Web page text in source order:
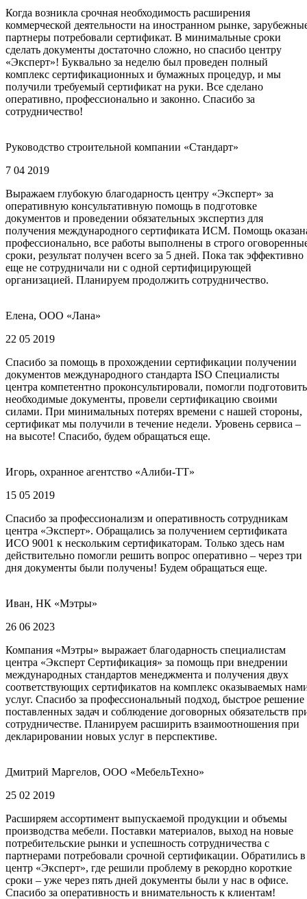
Когда возникла срочная необходимость расширения
коммерческой деятельности на иностранном рынке,
партнеры потребовали сертификат. В минимальные сроки
сделать документы достаточно сложно, но спасибо центру
«Эксперт»! Буквально за неделю был проведен полный
комплекс сертификационных и бумажных процедур, и мы
получили требуемый сертификат на руки. Все сделано
оперативно, профессионально и законно. Спасибо за
сотрудничество!
Руководство строительной компании «Стандарт»
7 04 2019
Выражаем глубокую благодарность центру «Эксперт» за
оперативную консультативную помощь в подготовке
документов и проведении обязательных экспертиз для
получения международного сертификата ИСМ. Помощь
профессионально, все работы выполнены в строго
сроки, результат получен всего за 5 дней. Пока так эффективно
еще не сотрудничали ни с одной сертифицирующей
организацией. Планируем продолжить сотрудничество.
Елена, ООО «Лана»
22 05 2019
Спасибо за помощь в прохождении сертификации получении
документов международного стандарта ISO Специалисты
центра компетентно проконсультировали, помогли подготовить
необходимые документы, провели сертификацию своими
силами. При минимальных потерях времени с нашей стороны,
сертификат мы получили в течение недели. Уровень сервиса –
на высоте! Спасибо, будем обращаться еще.
Игорь, охранное агентство «Алиби-ТТ»
15 05 2019
Спасибо за профессионализм и оперативность сотрудникам
центра «Эксперт». Обращались за получением сертификата
ИСО 9001 к нескольким сертификаторам. Только здесь нам
действительно помогли решить вопрос оперативно – через три
дня документы были получены! Будем обращаться еще.
Иван, НК «Мэтры»
26 06 2023
Компания «Мэтры» выражает благодарность специалистам
центра «Эксперт Сертификация» за помощь при внедрении
международных стандартов менеджмента и получения двух
соответствующих сертификатов на комплекс оказываемых
услуг. Спасибо за профессиональный подход, быстрое решение
поставленных задач и соблюдение договорных обязательств
сотрудничестве. Планируем расширить взаимоотношения при
декларировании новых услуг в перспективе.
Дмитрий Маргелов, ООО «МебельТехно»
25 02 2019
Расширяем ассортимент выпускаемой продукции и объемы
производства мебели. Поставки материалов, выход на новые
потребительские рынки и успешность сотрудничества с
партнерами потребовали срочной сертификации. Обратились в
центр «Эксперт», где решили проблему в рекордно короткие
сроки – уже через пять дней документы были у нас в офисе.
Спасибо за оперативность и внимательность к клиентам!